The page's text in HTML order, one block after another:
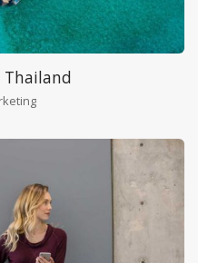
Thailand